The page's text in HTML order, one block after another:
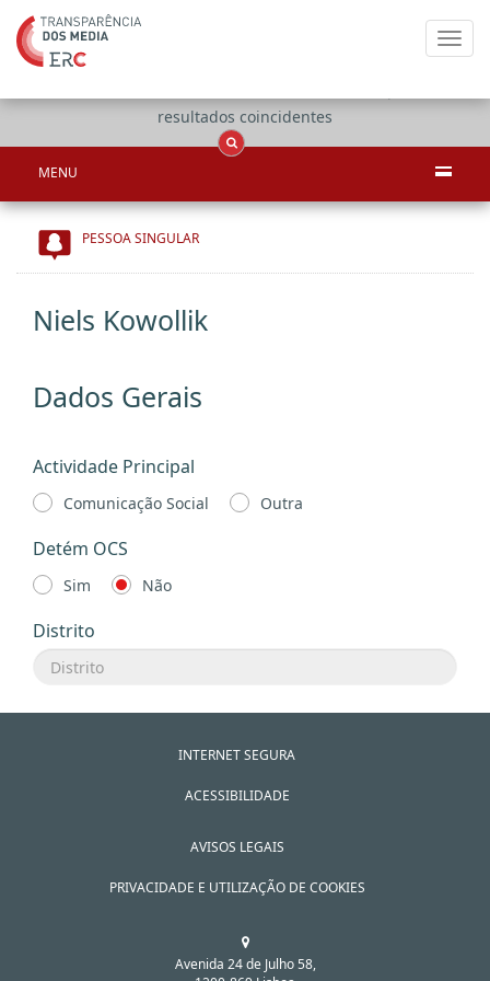
resultados coincidentes
MENU
PESSOA SINGULAR
Niels Kowollik
Dados Gerais
Actividade Principal
Comunicação Social Outra
Detém OCS
Sim Não
Distrito
INTERNET SEGURA
ACESSIBILIDADE
AVISOS LEGAIS
PRIVACIDADE E UTILIZAÇÃO DE COOKIES
Avenida 24 de Julho 58,